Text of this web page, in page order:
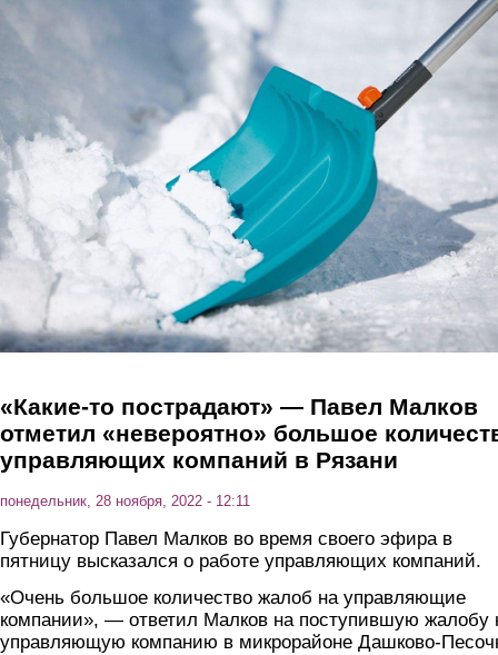
Перейти к основному содержанию
«Какие-то пострадают» — Павел Малков
отметил «невероятно» большое
управляющих компаний в Рязани
понедельник, 28 ноября, 2022 - 12:11
Губернатор Павел Малков во время своего эфира в
пятницу высказался о работе управляющих компаний.
«Очень большое количество жалоб на управляющие
компании», — ответил Малков на поступившую жалобу
управляющую компанию в микрорайоне Дашково-